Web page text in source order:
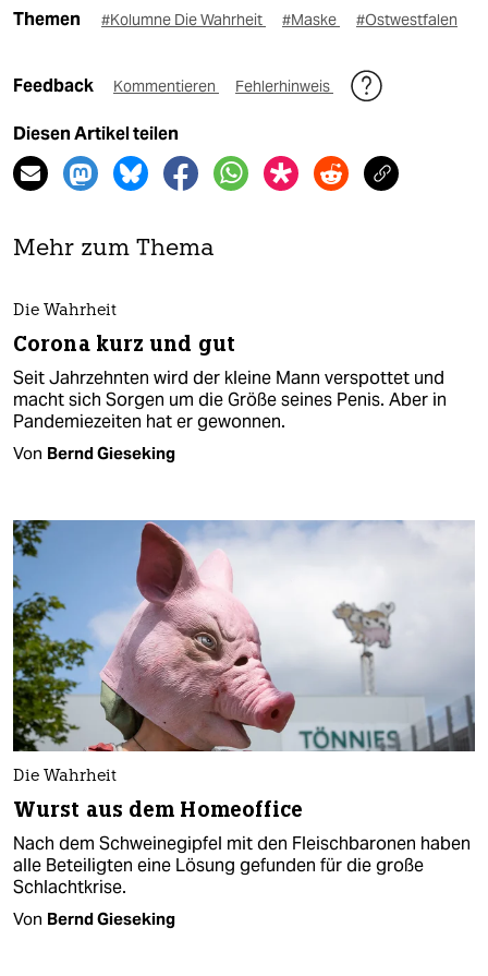
Themen #Kolumne Die Wahrheit #Maske #Ostwestfalen
Feedback Kommentieren Fehlerhinweis
Diesen Artikel teilen
Mehr zum Thema
Die Wahrheit
Corona kurz und gut
Seit Jahrzehnten wird der kleine Mann verspottet und
macht sich Sorgen um die Größe seines Penis. Aber in
Pandemiezeiten hat er gewonnen.
Von Bernd Gieseking
Die Wahrheit
Wurst aus dem Homeoffice
Nach dem Schweinegipfel mit den Fleischbaronen haben
alle Beteiligten eine Lösung gefunden für die große
Schlachtkrise.
Von Bernd Gieseking